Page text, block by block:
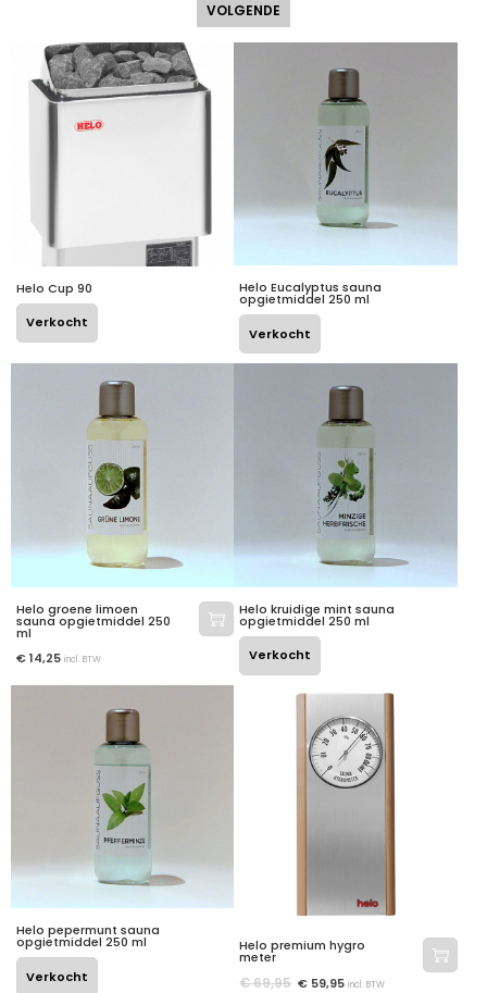
VOLGENDE
Helo Cup 90
Verkocht
Helo Eucalyptus sauna
opgietmiddel 250 ml
Verkocht
Helo groene limoen
sauna opgietmiddel 250
ml
€14,25 incl. BTW
Helo kruidige mint sauna
opgietmiddel 250 ml
Verkocht
Helo pepermunt sauna
opgietmiddel 250 ml
Verkocht
Helo premium hygro
meter
€69,95 € 59,95 incl. BTW